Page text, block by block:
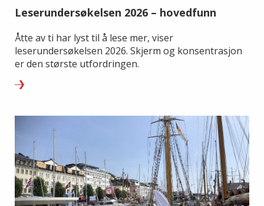
Leserundersøkelsen 2026 – hovedfunn
Åtte av ti har lyst til å lese mer, viser
leserundersøkelsen 2026. Skjerm og konsentrasjon
er den største utfordringen.